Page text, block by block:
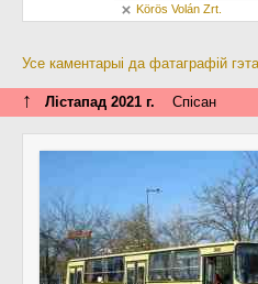
Körös Volán Zrt.
Усе каментарыі да фатаграфій
↑ Лістапад 2021 г. Спісан